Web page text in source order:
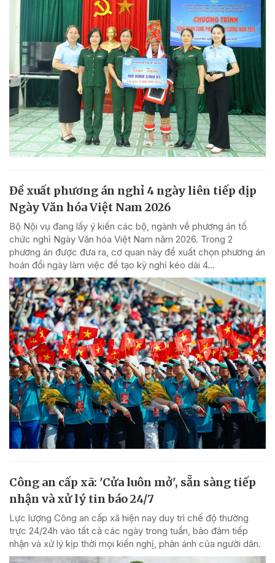
Đề xuất phương án nghỉ 4 ngày liên tiếp dịp
Ngày Văn hóa Việt Nam 2026
Bộ Nội vụ đang lấy ý kiến các bộ, ngành về phương án tổ
chức nghỉ Ngày Văn hóa Việt Nam năm 2026. Trong 2
phương án được đưa ra, cơ quan này đề xuất chọn phương án
hoán đổi ngày làm việc để tạo kỳ nghỉ kéo dài 4...
Công an cấp xã: 'Cửa luôn mở', sẵn sàng tiếp
nhận và xử lý tin báo 24/7
Lực lượng Công an cấp xã hiện nay duy trì chế độ thường
trực 24/24h vào tất cả các ngày trong tuần, bảo đảm tiếp
nhận và xử lý kịp thời mọi kiến nghị, phản ánh của người dân.